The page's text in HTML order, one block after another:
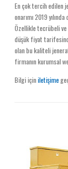
En çok tercih edilen
onarımı 2019
Özellikle tecrübeli
düşük fiyat
olan bu kaliteli
firmanın kurumsal
Bilgi içiniletişime